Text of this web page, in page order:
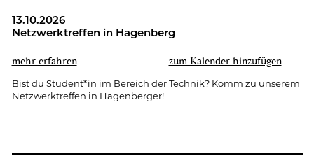
13.10.2026
Netz­werk­tref­fen in Ha­gen­berg
mehr er­fah­ren zum Ka­len­der hin­zu­fü­gen
Bist du Stu­dent*in im Be­reich der Tech­nik? Komm zu un­se­rem
Netz­werk­tref­fen in Ha­gen­ber­ger!